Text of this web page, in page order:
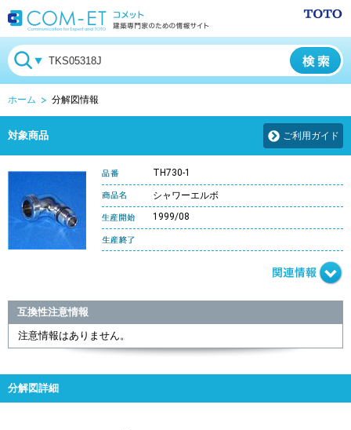
ホーム 分解図情報
対象商品 ご利用ガイド
TH730-1
シャワーエルボ
1999/08
互換性注意情報
注意情報はありません。
分解図詳細